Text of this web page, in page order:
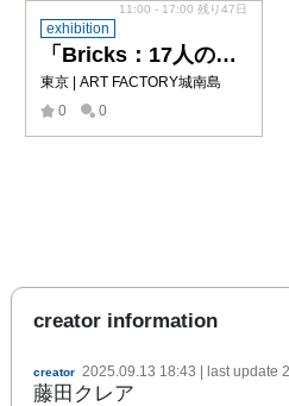
11:00 - 17:00 残り47日
exhibition
「Bricks：17人のかたち」
東京 | ART FACTORY城南島
0
0
creator information
creator 2025.09.13 18:43 | last update
藤田クレア